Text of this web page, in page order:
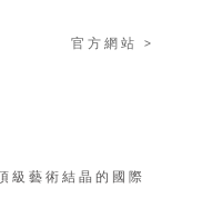
官方網站 >
級藝術結晶的國際